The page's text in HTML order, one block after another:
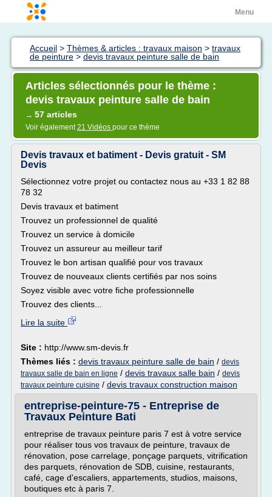
Menu
Accueil > Thèmes & articles : travaux maison > travaux
de peinture > devis travaux peinture salle de bain
Articles sélectionnés pour le thème :
devis travaux peinture salle de bain
→ 57 articles
Voir également21 Vidéos pour ce thème
Devis travaux et batiment - Devis gratuit - SM
Devis
Sélectionnez votre projet ou contactez nous au +33 1 82 88
78 32
Devis travaux et batiment
Trouvez un professionnel de qualité
Trouvez un service à domicile
Trouvez un assureur au meilleur tarif
Trouvez le bon artisan qualifié pour vos travaux
Trouvez de nouveaux clients certifiés par nos soins
Soyez visible avec votre fiche professionnelle
Trouvez des clients...
Lire la suite
Site : http://www.sm-devis.fr
Thèmes liés : devis travaux peinture salle de bain / devis
travaux salle de bain en ligne / devis travaux salle bain / devis
travaux peinture cuisine / devis travaux construction maison
entreprise-peinture-75 - Entreprise de
Travaux Peinture Bati
entreprise de travaux peinture paris 7 est à votre service
pour réaliser tous vos travaux de peinture, travaux de
rénovation, pose carrelage, ponçage parquets, vitrification
des parquets, rénovation de SDB, cuisine, restaurants,
café, cage d'escaliers, appartements, studios, maisons,
boutiques etc à paris 7.